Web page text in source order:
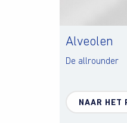
Alveolen
De allrounder
NAAR HET